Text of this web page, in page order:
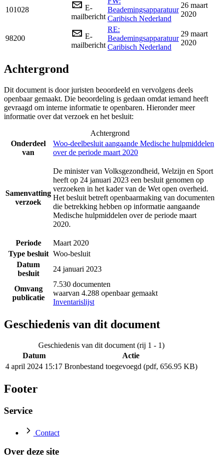
101028
E-
mailbericht
Beademingsapparatuur
Caribisch Nederland
26 maart
2020
98200
E-
mailbericht
RE:
Beademingsapparatuur
Caribisch Nederland
29 maart
2020
Achtergrond
Dit document is door juristen beoordeeld en vervolgens deels
openbaar gemaakt. Die beoordeling is gedaan omdat iemand heeft
gevraagd om interne informatie te openbaren. Hieronder meer
informatie over dat verzoek en het besluit:
Achtergrond
Onderdeel
van
Woo-deelbesluit aangaande Medische hulpmiddelen
over de periode maart 2020
Samenvatting
verzoek
De minister van Volksgezondheid, Welzijn en Sport
heeft op 24 januari 2023 een besluit genomen op
verzoeken in het kader van de Wet open overheid.
Het besluit betreft openbaarmaking van documenten
die betrekking hebben op informatie aangaande
Medische hulpmiddelen over de periode maart
2020.
Periode
Maart 2020
Type besluit Woo-besluit
Datum
besluit
24 januari 2023
Omvang
publicatie
7.530 documenten
waarvan 4.288 openbaar gemaakt
Inventarislijst
Geschiedenis van dit document
Geschiedenis van dit document (rij 1 - 1)
Datum
Actie
4 april 2024 15:17 Bronbestand toegevoegd (pdf, 656.95 KB)
Footer
Service
Contact
Over deze site